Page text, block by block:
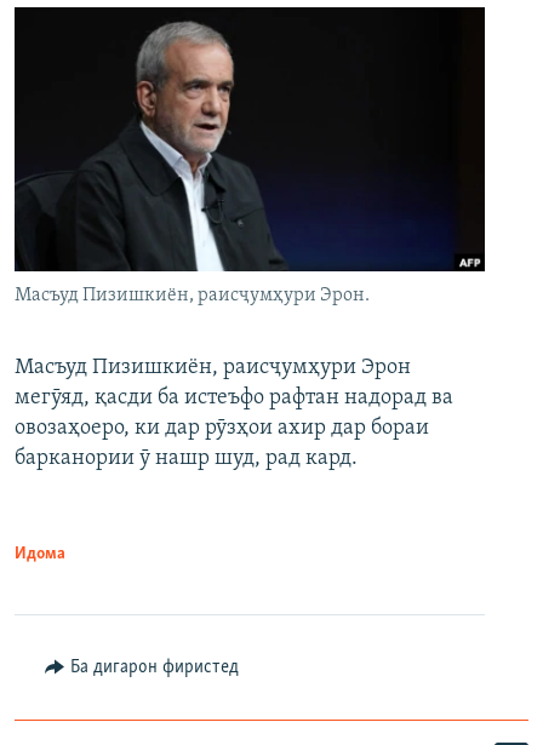
Масъуд Пизишкиён, раисҷумҳури Эрон.
Масъуд Пизишкиён, раисҷумҳури Эрон
мегӯяд, қасди ба истеъфо рафтан надорад ва
овозаҳоеро, ки дар рӯзҳои ахир дар бораи
барканории ӯ нашр шуд, рад кард.
Идома
Ба дигарон фиристед